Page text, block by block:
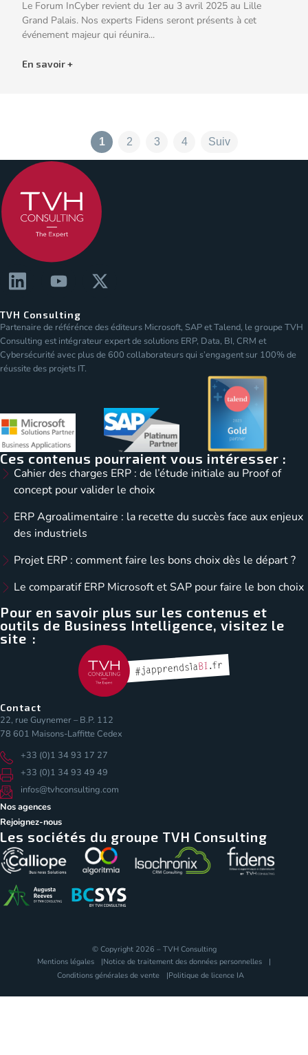
Le Forum InCyber revient du 1er au 3 avril 2025 au Lille
Grand Palais. Nos experts Fidens seront présents à cet
événement majeur qui réunira...
En savoir +
1 2 3 4 Suiv
TVH Consulting
Partenaire de référénce des éditeurs Microsoft, SAP et Talend, le groupe TVH
Consulting est intégrateur expert de solutions ERP, Data, BI, CRM et
Cybersécurité avec plus de 600 collaborateurs qui s’engagent sur 100% de
réussite des projets IT.
Ces contenus pourraient vous intéresser :
Cahier des charges ERP : de l’étude initiale au Proof of
concept pour valider le choix
ERP Agroalimentaire : la recette du succès face aux enjeux
des industriels
Projet ERP : comment faire les bons choix dès le départ ?
Le comparatif ERP Microsoft et SAP pour faire le bon choix
Pour en savoir plus sur les contenus et
outils de Business Intelligence, visitez le
site :
Contact
22, rue Guynemer – B.P. 112
78 601 Maisons-Laffitte Cedex
+33 (0)1 34 93 17 27
+33 (0)1 34 93 49 49
infos@tvhconsulting.com
Nos agences
Rejoignez-nous
Les sociétés du groupe TVH Consulting
© Copyright 2026 – TVH Consulting
Mentions légales
Notice de traitement des données personnelles
Conditions générales de vente
Politique de licence IA